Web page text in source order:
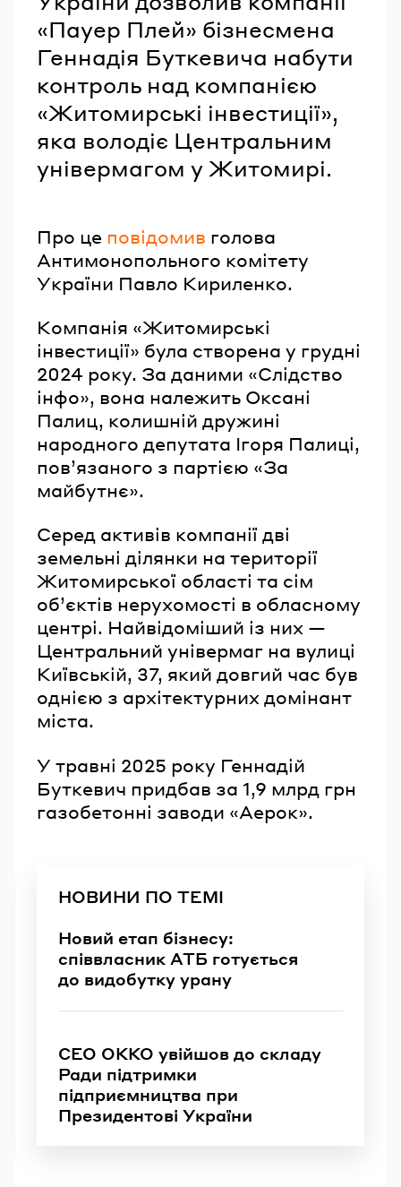
«Пауер Плей» бізнесмена
Геннадія Буткевича набути
контроль над компанією
«Житомирські інвестиції»,
яка володіє Центральним
універмагом у Житомирі.
Про це повідомив голова
Антимонопольного комітету
України Павло Кириленко.
Компанія «Житомирські
інвестиції» була створена у грудні
2024 року. За даними «Слідство
інфо», вона належить Оксані
Палиц, колишній дружині
народного депутата Ігоря Палиці,
пов’язаного з партією «За
майбутнє».
Серед активів компанії дві
земельні ділянки на території
Житомирської області та сім
обʼєктів нерухомості в обласному
центрі. Найвідоміший із них —
Центральний універмаг на вулиці
Київській, 37, який довгий час був
однією з архітектурних домінант
міста.
У травні 2025 року Геннадій
Буткевич придбав за 1,9 млрд грн
газобетонні заводи «Аерок».
НОВИНИ ПО ТЕМІ
Новий етап бізнесу:
співвласник АТБ готується
до видобутку урану
СЕО ОККО увійшов до складу
Ради підтримки
підприємництва при
Президентові України